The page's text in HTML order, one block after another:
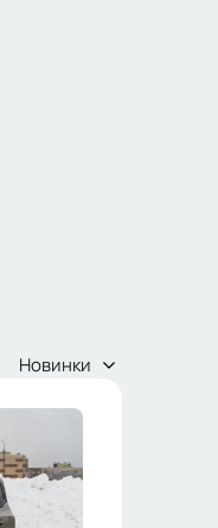
Новинки